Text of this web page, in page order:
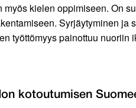
myös kielen oppimiseen. On
Syrjäytyminen
työttömyys painottuu
kotoutumisen